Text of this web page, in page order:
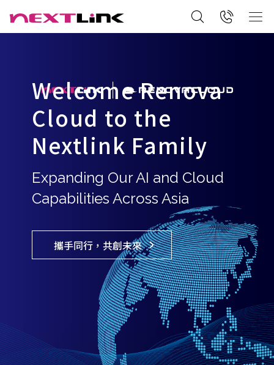
Welcome Renova
Cloud to the
Nextlink Family
Expanding Our AI and Cloud
Capabilities Across Asia
攜手同行，共創未來